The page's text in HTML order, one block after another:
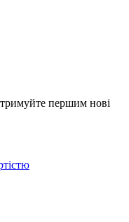
першим нові